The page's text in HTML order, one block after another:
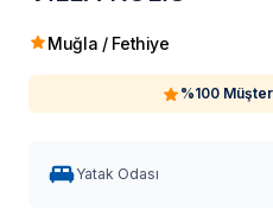
Muğla / Fethiye
%100
Yatak Odası